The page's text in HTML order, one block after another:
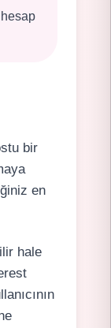
bir
en
hale